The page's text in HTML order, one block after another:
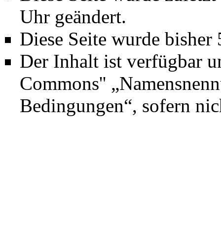
Uhr geändert.
Diese Seite wurde
Der Inhalt ist verfügbar
Commons''
Bedingungen“, sofern